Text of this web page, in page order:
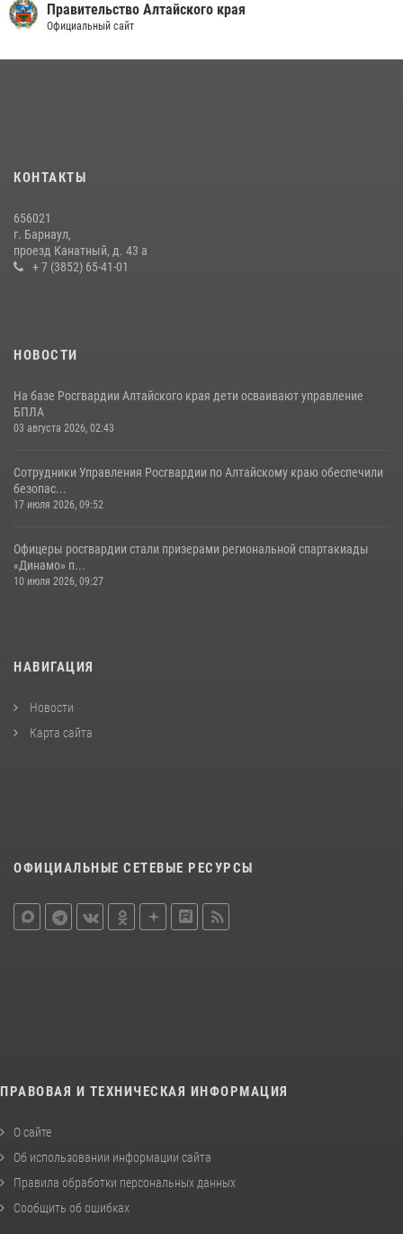
Правительство Алтайского края
Официальный сайт
КОНТАКТЫ
656021
г. Барнаул,
проезд Канатный, д. 43 а
+ 7 (3852) 65-41-01
НОВОСТИ
На базе Росгвардии Алтайского края дети осваивают управление
БПЛА
03 августа 2026, 02:43
Сотрудники Управления Росгвардии по Алтайскому краю обеспечили
безопас...
17 июля 2026, 09:52
Офицеры росгвардии стали призерами региональной спартакиады
«Динамо» п...
10 июля 2026, 09:27
НАВИГАЦИЯ
Новости
Карта сайта
ОФИЦИАЛЬНЫЕ СЕТЕВЫЕ РЕСУРСЫ
ПРАВОВАЯ И ТЕХНИЧЕСКАЯ ИНФОРМАЦИЯ
О сайте
Об использовании информации сайта
Правила обработки персональных данных
Сообщить об ошибках